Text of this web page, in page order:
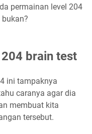
permainan level 204
brain test
ini tampaknya
caranya agar dia
membuat kita
tersebut.